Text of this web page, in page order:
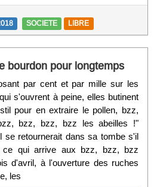
SOCIETE LIBRE
bourdon pour longtemps
par cent et par mille sur les
s'ouvrent à peine, elles butinent
pour en extraire le pollen, bzz,
bzz, bzz, bzz les abeilles !"
se retournerait dans sa tombe s'il
ce qui arrive aux bzz, bzz, bzz
d'avril, à l'ouverture des ruches
les